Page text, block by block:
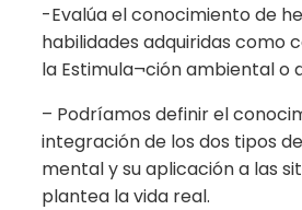
-Evalúa el conocimiento de
habilidades adquiridas como
la Estimula¬ción ambiental o
– Podríamos definir el
integración de los dos tipos
mental y su aplicación a las
plantea la vida real.